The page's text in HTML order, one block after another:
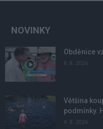
NOVINKY
Obděnice
6. 8. 2026
Většina
podmínky.
4. 8. 2026